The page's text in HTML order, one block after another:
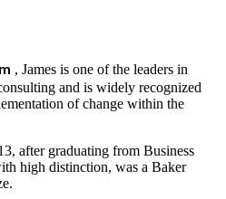
, James is one of the leaders in
and is widely recognized
of change within the
after graduating from Business
high distinction, was a Baker